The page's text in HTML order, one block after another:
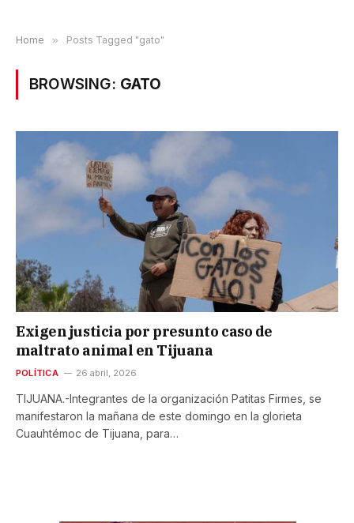
Home » Posts Tagged "gato"
BROWSING: GATO
Exigen justicia por presunto caso de
maltrato animal en Tijuana
POLÍTICA 26 abril, 2026
TIJUANA.-Integrantes de la organización Patitas Firmes, se
manifestaron la mañana de este domingo en la glorieta
Cuauhtémoc de Tijuana, para…